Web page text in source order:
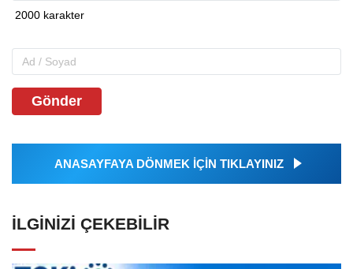
Gönder
ANASAYFAYA DÖNMEK İÇİN TIKLAYINIZ
İLGINIZI ÇEKEBILIR